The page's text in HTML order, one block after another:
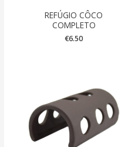
REFÚGIO CÔCO
COMPLETO
€6.50